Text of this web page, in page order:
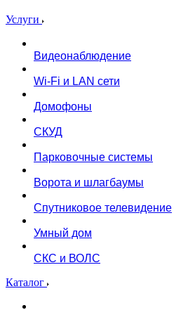
Услуги
Видеонаблюдение
Wi-Fi и LAN сети
Домофоны
СКУД
Парковочные системы
Ворота и шлагбаумы
Спутниковое телевидение
Умный дом
СКС и ВОЛС
Каталог